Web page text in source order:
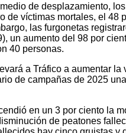
de desplazamiento,
de víctimas mortales, el 48
las furgonetas
un aumento del 98 por
40 personas.
a Tráfico a aumentar
de campañas de 2025
en un 3 por ciento la
de peatones